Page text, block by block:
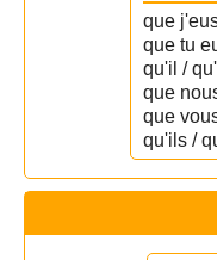
que
que tu
qu'il /
que
que
qu'ils /